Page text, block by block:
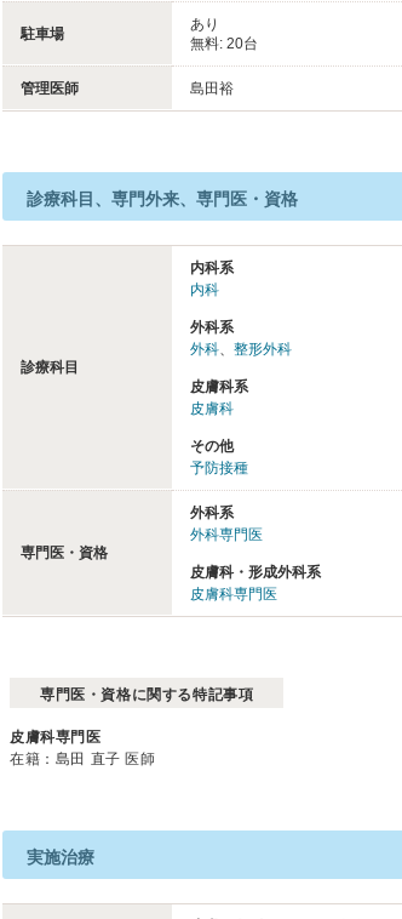
駐車場
あり
無料: 20台
管理医師 島田裕
診療科目、専門外来、専門医・資格
診療科目
内科系
内科
外科系
外科、 整形外科
皮膚科系
皮膚科
その他
予防接種
専門医・資格
外科系
外科専門医
皮膚科・形成外科系
皮膚科専門医
専門医・資格に関する特記事項
皮膚科専門医
在籍：島田 直子 医師
実施治療